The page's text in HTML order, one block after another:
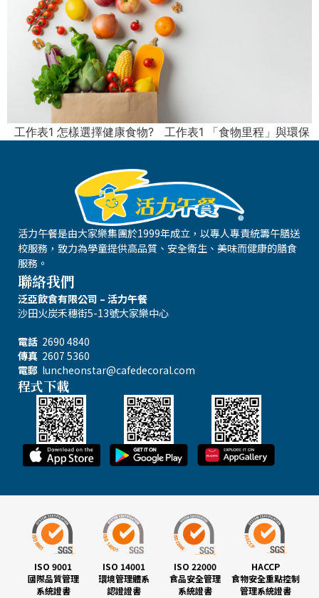
工作表1 怎樣選擇健康食物? 工作表1 「食物里程」與環保
活力午餐是由大家樂集團於1999年成立，以專人專責統籌午膳送
校服務，致力為學童提供高品質、安全衛生、美味而健康的膳食
服務。
聯絡我們
泛亞飲食有限公司 – 活力午餐
沙田火炭禾穗街5-13號大家樂中心
電話 2690 4840
傳真 2607 5360
電郵 luncheonstar@cafedecoral.com
程式下載
ISO 9001
國際品質管理
系統證書
ISO 14001
環境管理體系
認證證書
ISO 22000
食品安全管理
系統證書
HACCP
食物安全重點控制
管理系統證書